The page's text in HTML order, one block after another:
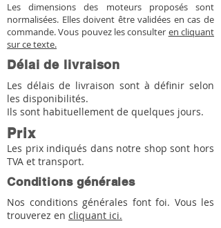
Les dimensions des moteurs proposés sont
normalisées. Elles doivent être validées en cas de
commande. Vous pouvez les consulter en cliquant
sur ce texte.
Délai de livraison
Les délais de livraison sont à définir selon
les disponibilités.
Ils sont habituellement de quelques jours.
Prix
Les prix indiqués dans notre shop sont hors
TVA et transport.
Conditions générales
Nos conditions générales font foi. Vous les
trouverez en cliquant ici.